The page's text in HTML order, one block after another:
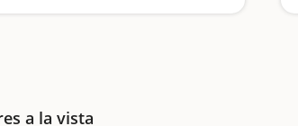
a la vista